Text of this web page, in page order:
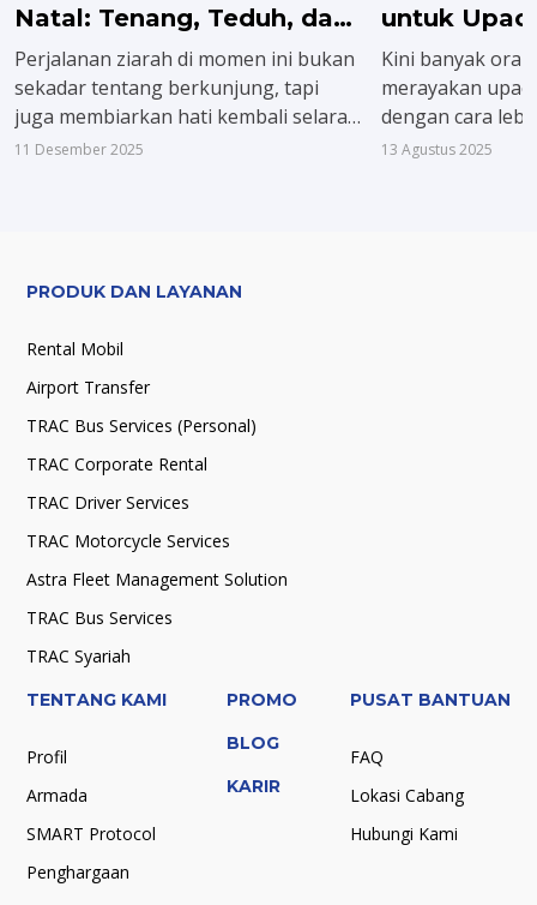
Natal: Tenang, Teduh, dan
Penuh Makna
Perjalanan ziarah di momen ini bukan
sekadar tentang berkunjung, tapi
juga membiarkan hati kembali selaras.
Dari pulau Jawa hingga Sulawesi. Bali
11 Desember 2025
untuk
Kini banyak
merayakan
dengan cara
mendekatkan
13 Agustus 2025
PRODUK DAN LAYANAN
Rental Mobil
Airport Transfer
TRAC Bus Services (Personal)
TRAC Corporate Rental
TRAC Driver Services
TRAC Motorcycle Services
Astra Fleet Management Solution
TRAC Bus Services
TRAC Syariah
TENTANG KAMI
Profil
Armada
SMART Protocol
Penghargaan
PROMO
BLOG
KARIR
PUSAT BANTUAN
FAQ
Lokasi Cabang
Hubungi Kami